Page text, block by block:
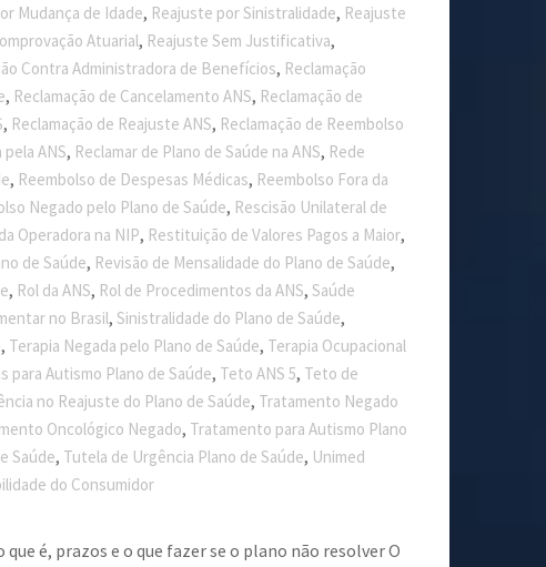
Mudança de Idade, Reajuste por Sinistralidade, Reajuste
Atuarial, Reajuste Sem Justificativa,
Contra Administradora de Benefícios, Reclamação
, Reclamação de Cancelamento ANS, Reclamação de
, Reclamação de Reajuste ANS, Reclamação de Reembolso
ANS, Reclamar de Plano de Saúde na ANS, Rede
, Reembolso de Despesas Médicas, Reembolso Fora da
Negado pelo Plano de Saúde, Rescisão Unilateral de
Operadora na NIP, Restituição de Valores Pagos a Maior,
de Saúde, Revisão de Mensalidade do Plano de Saúde,
, Rol da ANS, Rol de Procedimentos da ANS, Saúde
no Brasil, Sinistralidade do Plano de Saúde,
, Terapia Negada pelo Plano de Saúde, Terapia Ocupacional
para Autismo Plano de Saúde, Teto ANS 5, Teto de
no Reajuste do Plano de Saúde, Tratamento Negado
Oncológico Negado, Tratamento para Autismo Plano
Saúde, Tutela de Urgência Plano de Saúde, Unimed
do Consumidor
que é, prazos e o que fazer se o plano não resolver O